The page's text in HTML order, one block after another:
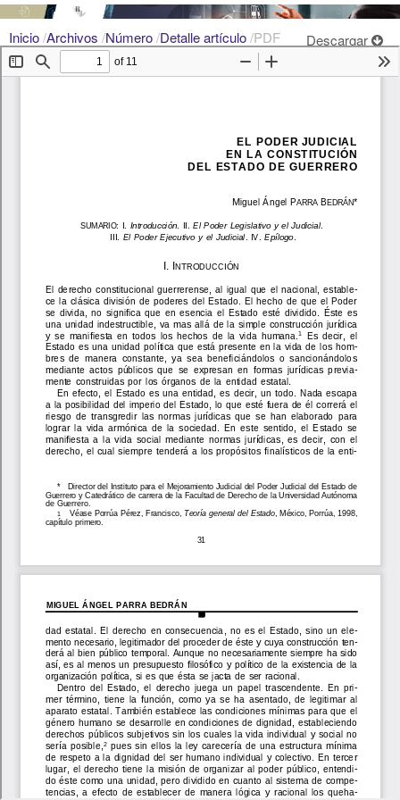
Inicio/Archivos /Número/Detalle artículo/PDF Descargar